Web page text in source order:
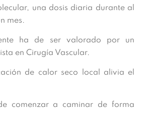
una dosis diaria durante al
mes.
ha de ser valorado por un
en Cirugía Vascular.
de calor seco local alivia el
comenzar a caminar de forma